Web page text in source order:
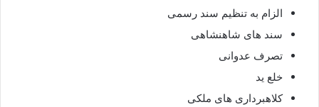
الزام به تنظیم سند رسمی
سند های شاهنشاهی
تصرف عدوانی
خلع ید
کلاهبرداری های ملکی